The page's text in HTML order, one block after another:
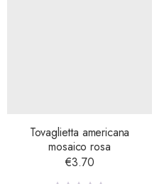
Tovaglietta americana
mosaico rosa
€3.70